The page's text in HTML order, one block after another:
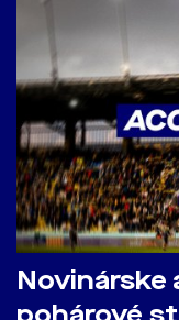
Novinárske